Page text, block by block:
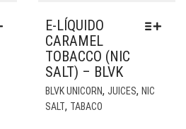
PRODUTO
E-LÍQUIDO
CARAMEL
TOBACCO (NIC
SALT) – BLVK
BLVK UNICORN, JUICES, NIC
SALT, TABACO